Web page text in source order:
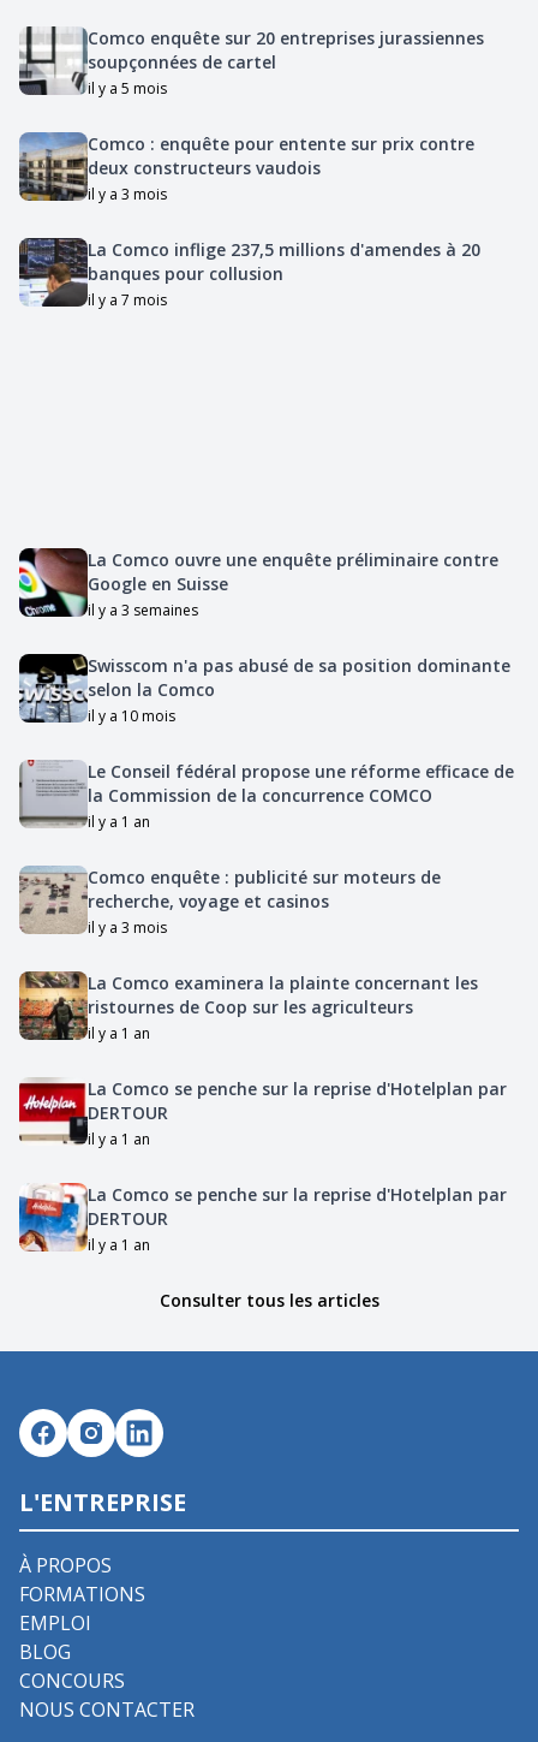
Comco enquête sur 20 entreprises jurassiennes
soupçonnées de cartel
il y a 5 mois
Comco : enquête pour entente sur prix contre
deux constructeurs vaudois
il y a 3 mois
La Comco inflige 237,5 millions d'amendes à 20
banques pour collusion
il y a 7 mois
La Comco ouvre une enquête préliminaire contre
Google en Suisse
il y a 3 semaines
Swisscom n'a pas abusé de sa position dominante
selon la Comco
il y a 10 mois
Le Conseil fédéral propose une réforme efficace de
la Commission de la concurrence COMCO
il y a 1 an
Comco enquête : publicité sur moteurs de
recherche, voyage et casinos
il y a 3 mois
La Comco examinera la plainte concernant les
ristournes de Coop sur les agriculteurs
il y a 1 an
La Comco se penche sur la reprise d'Hotelplan par
DERTOUR
il y a 1 an
La Comco se penche sur la reprise d'Hotelplan par
DERTOUR
il y a 1 an
Consulter tous les articles
L'ENTREPRISE
À PROPOS
FORMATIONS
EMPLOI
BLOG
CONCOURS
NOUS CONTACTER